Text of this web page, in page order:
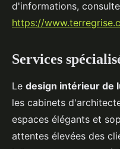
d'informations,
https://
Services
Le design intérieur de
les cabinets
espaces élégants et
attentes élevées des